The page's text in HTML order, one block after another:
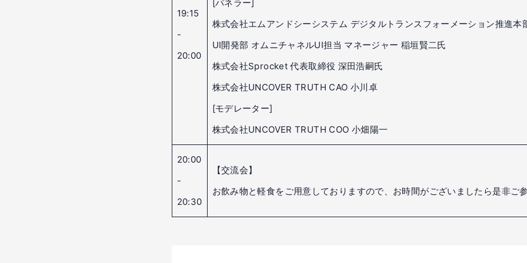
19:15
-
20:00
[パネラー]
株式会社エムアンドシーシステム デジタルトランスフォーメーション推進本
UI開発部 オムニチャネルUI担当 マネージャー 稲垣賢二氏
株式会社Sprocket 代表取締役 深田浩嗣氏
株式会社UNCOVER TRUTH CAO 小川卓
[モデレーター]
株式会社UNCOVER TRUTH COO 小畑陽一
20:00
-
20:30
【交流会】
お飲み物と軽食をご用意しておりますので、お時間がございましたら是非ご参